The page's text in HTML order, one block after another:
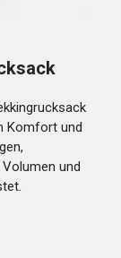
Komfort und
und